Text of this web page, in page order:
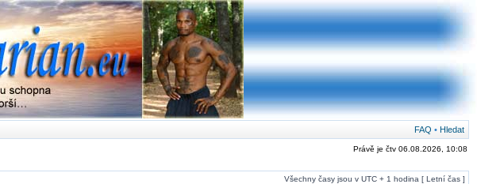
FAQ • Hledat
Právě je čtv 06.08.2026, 10:08
Všechny časy jsou v UTC + 1 hodina [ Letní čas ]